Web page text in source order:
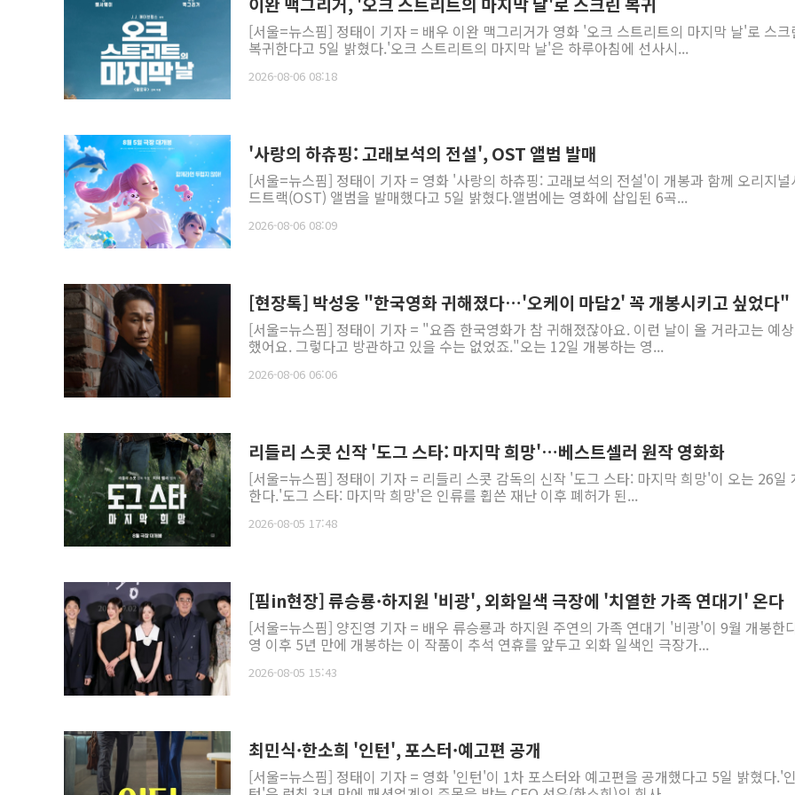
[서울=뉴스핌] 정태이 기자 = 배우 이완 맥그리거가 영화 '오크 스트리트의 마지막 날'로 스크
복귀한다고 5일 밝혔다.'오크 스트리트의 마지막 날'은 하루아침에 선사시...
2026-08-06 08:18
'사랑의 하츄핑: 고래보석의 전설', OST 앨범 발매
[서울=뉴스핌] 정태이 기자 = 영화 '사랑의 하츄핑: 고래보석의 전설'이 개봉과 함께 오리지널
드트랙(OST) 앨범을 발매했다고 5일 밝혔다.앨범에는 영화에 삽입된 6곡...
2026-08-06 08:09
[현장톡] 박성웅 "한국영화 귀해졌다…'오케이 마담2' 꼭 개봉시키고 싶었다"
[서울=뉴스핌] 정태이 기자 = "요즘 한국영화가 참 귀해졌잖아요. 이런 날이 올 거라고는 예
했어요. 그렇다고 방관하고 있을 수는 없었죠."오는 12일 개봉하는 영...
2026-08-06 06:06
리들리 스콧 신작 '도그 스타: 마지막 희망'…베스트셀러 원작 영화화
[서울=뉴스핌] 정태이 기자 = 리들리 스콧 감독의 신작 '도그 스타: 마지막 희망'이 오는 26일
한다.'도그 스타: 마지막 희망'은 인류를 휩쓴 재난 이후 폐허가 된...
2026-08-05 17:48
[핌in현장] 류승룡·하지원 '비광', 외화일색 극장에 '치열한 가족 연대기' 온다
[서울=뉴스핌] 양진영 기자 = 배우 류승룡과 하지원 주연의 가족 연대기 '비광'이 9월 개봉한
영 이후 5년 만에 개봉하는 이 작품이 추석 연휴를 앞두고 외화 일색인 극장가...
2026-08-05 15:43
최민식·한소희 '인턴', 포스터·예고편 공개
[서울=뉴스핌] 정태이 기자 = 영화 '인턴'이 1차 포스터와 예고편을 공개했다고 5일 밝혔다.'인